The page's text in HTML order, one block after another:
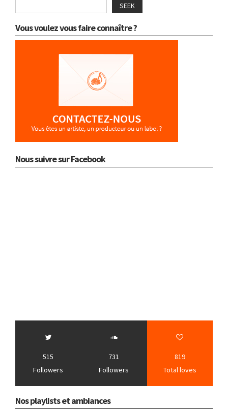
SEEK
Vous voulez vous faire connaître ?
Nous suivre sur Facebook
515
Followers
731
Followers
819
Total loves
Nos playlists et ambiances